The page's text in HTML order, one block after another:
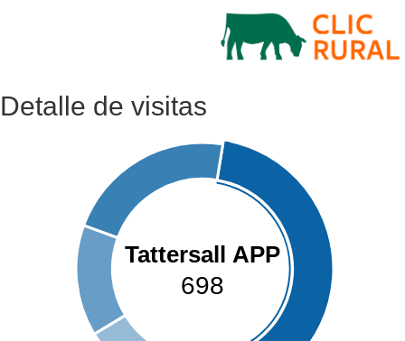
Detalle de visitas
Tattersall APP
698